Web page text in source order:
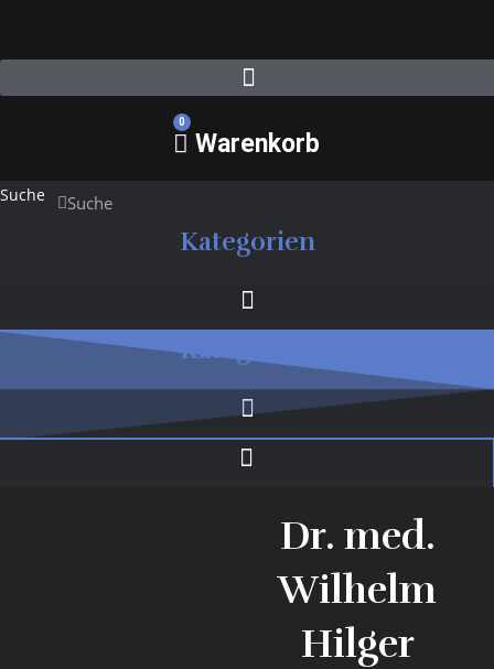
0
Warenkorb
Suche Suche
Kategorien
Kategorien
Dr. med.
Wilhelm
Hilger